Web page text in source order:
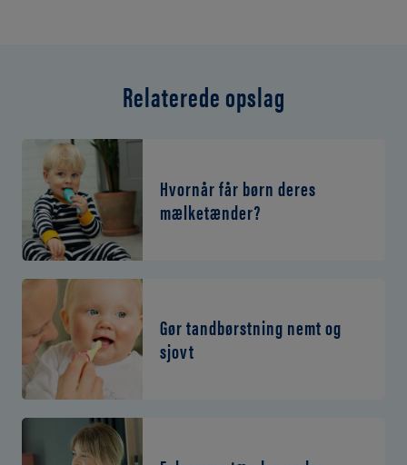
Relaterede opslag
Hvornår får børn deres
mælketænder?
Gør tandbørstning nemt og
sjovt